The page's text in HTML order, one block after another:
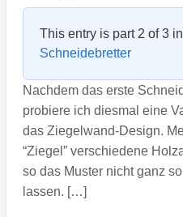
This entry is part 2 of 3
Schneidebretter
Nachdem das erste
probiere ich diesmal eine
das Ziegelwand-Design.
“Ziegel” verschiedene
so das Muster nicht ganz
lassen. […]